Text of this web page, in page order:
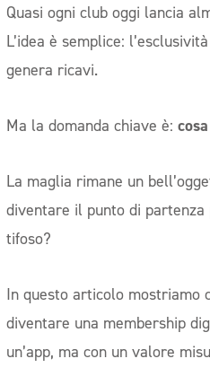
Quasi ogni club oggi lancia
L’idea è semplice:
genera ricavi.
Ma la domanda chiave è:
La maglia rimane un
diventare il punto di
tifoso?
In questo articolo mostriamo
diventare una membership
un’app, ma con un valore